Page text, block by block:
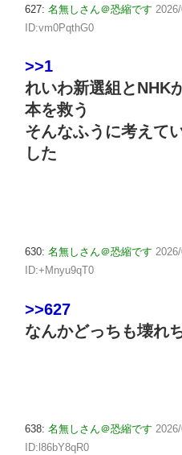
627: 名無しさん＠恐縮です
ID:vm0PqthG0
>>1
れいわ新選組とNHK
本を救う
そんなふうに考えて
した
630: 名無しさん＠恐縮です
ID:+Mnyu9qT0
>>627
なんかどっちも壊れ
638: 名無しさん＠恐縮です
ID:l86bY8qR0